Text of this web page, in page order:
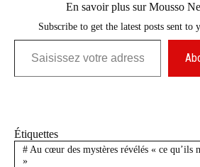
En savoir plus sur Mousso
Subscribe to get the latest posts sent to
Saisissez votre adresse e-mail…
Étiquettes
#Au cœur des mystères révélés « ce qu’ils
»